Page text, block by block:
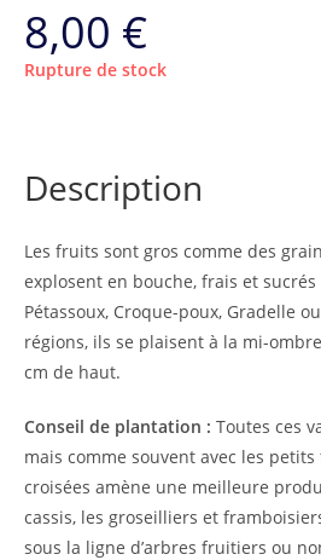
8,00 €
Rupture de stock
Description
Les fruits sont gros comme des
explosent en bouche, frais et sucrés
Pétassoux, Croque-poux, Gradelle
régions, ils se plaisent à la mi-
cm de haut.
Conseil de plantation : Toutes ces
mais comme souvent avec les
croisées amène une meilleure
cassis, les groseilliers et
sous la ligne d’arbres fruitiers ou